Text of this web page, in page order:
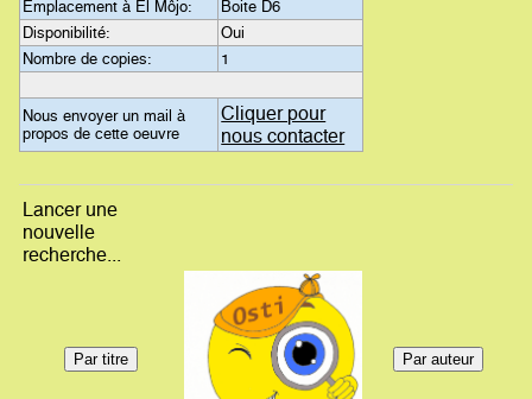
Emplacement à El Môjo:
Boite D6
Disponibilité:
Oui
Nombre de copies:
1
Nous envoyer un mail à
propos de cette oeuvre
Cliquer pour
nous contacter
Lancer une
nouvelle
recherche...